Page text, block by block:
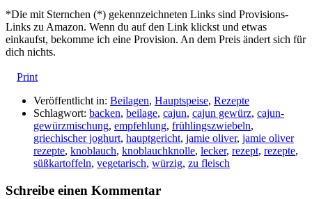
*Die mit Sternchen (*) gekennzeichneten Links sind Provisions-
Links zu Amazon. Wenn du auf den Link klickst und etwas
einkaufst, bekomme ich eine Provision. An dem Preis ändert sich für
dich nichts.
Print
Veröffentlicht in: Beilagen, Hauptspeise, Rezepte
Schlagwort: backen, beilage, cajun, cajun gewürz, cajun-
gewürzmischung, empfehlung, frühlingszwiebeln,
griechischer joghurt, hauptgericht, jamie oliver, jamie oliver
rezepte, knoblauch, knoblauchknolle, lecker, rezept, rezepte,
süßkartoffeln, vegetarisch, würzig, zu fleisch
Schreibe einen Kommentar